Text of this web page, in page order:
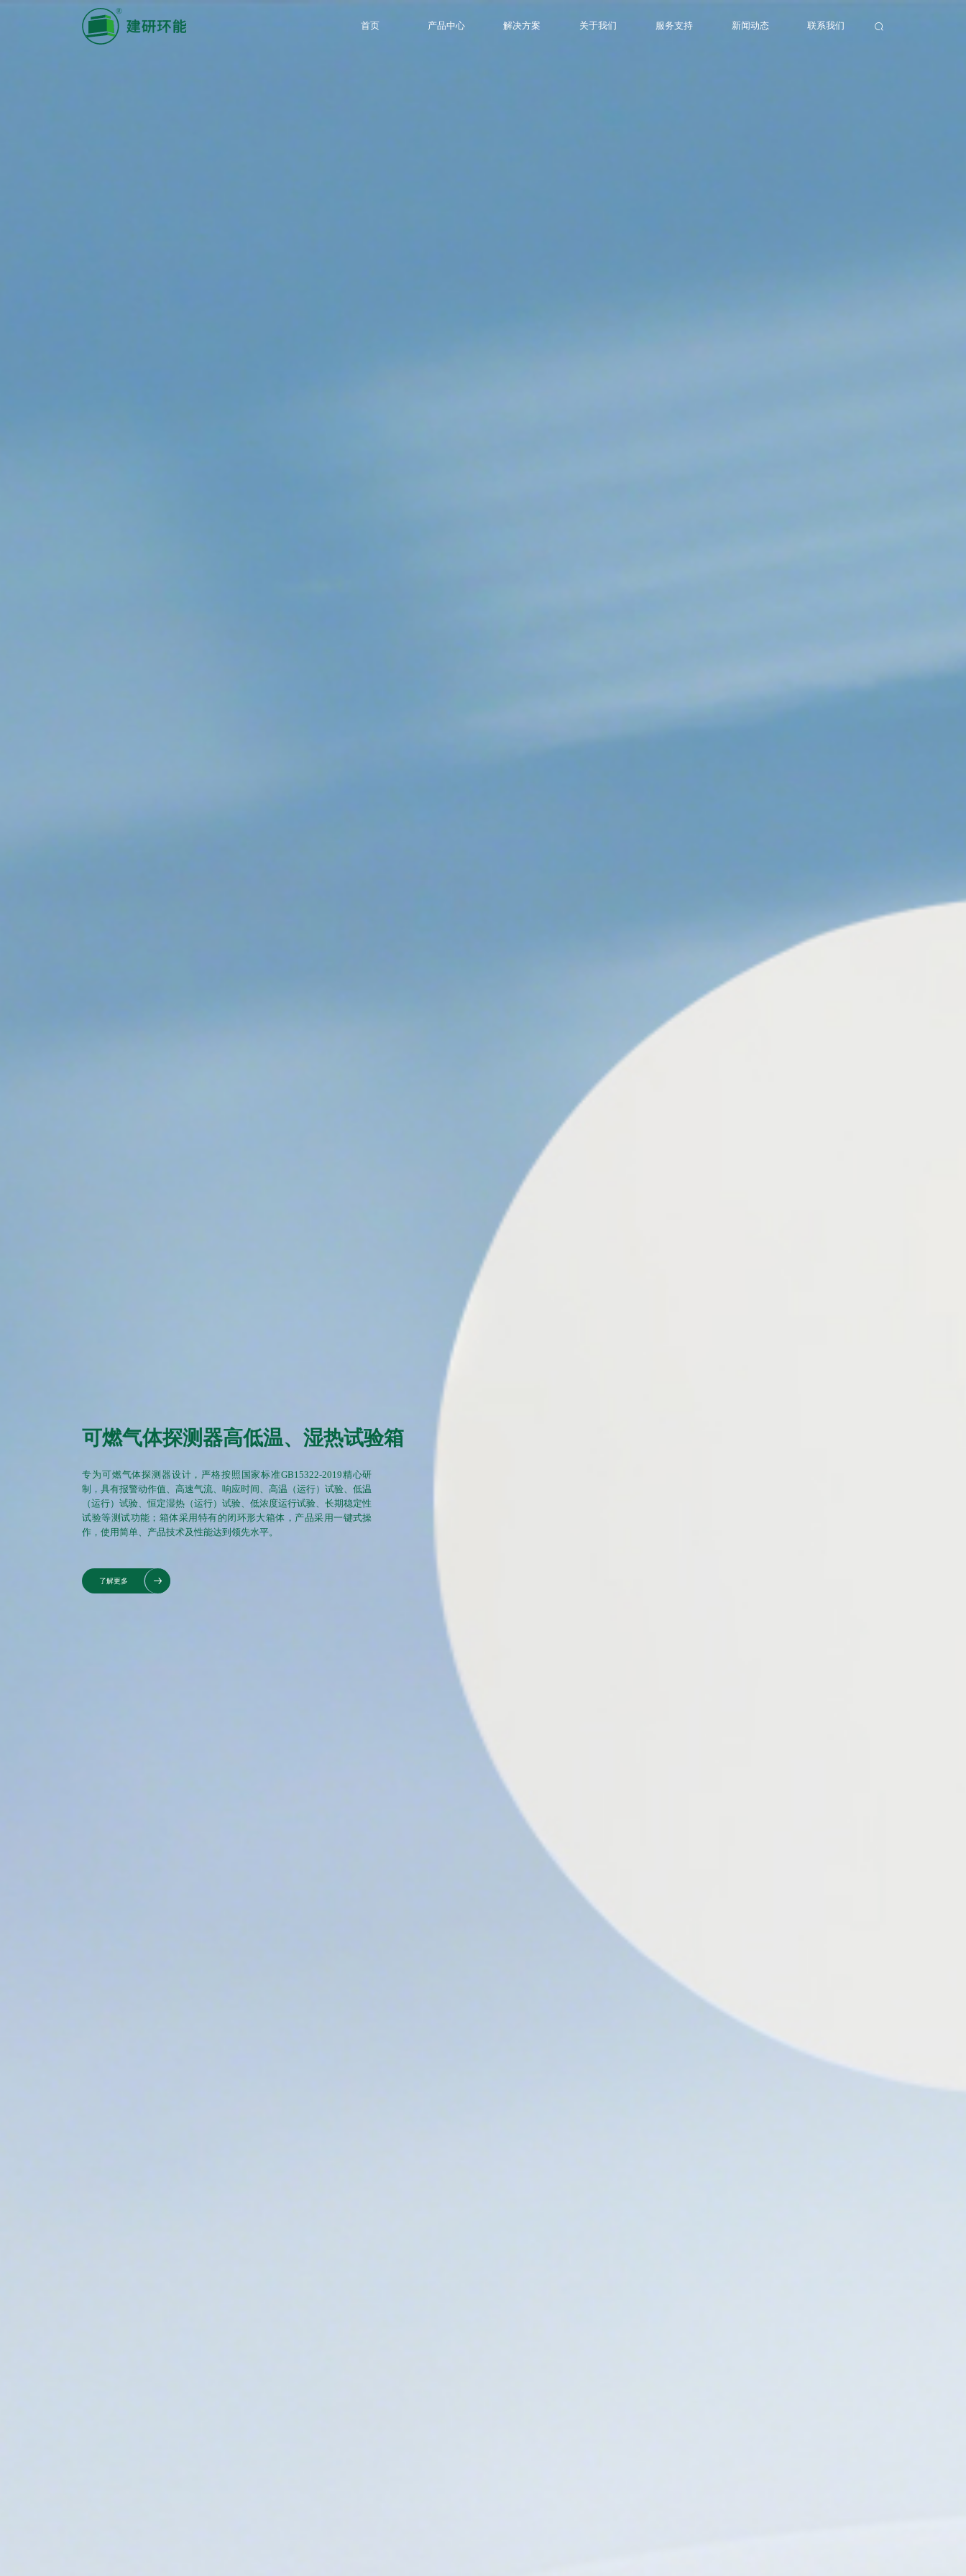
首页 产品中心 解决方案 关于我们 服务支持 新闻动态 联系我们
可燃气体探测器高低温、湿热试验箱
专为可燃气体探测器设计，严格按照国家标准GB15322-2019精心研
制，具有报警动作值、高速气流、响应时间、高温（运行）试验、低温
（运行）试验、恒定湿热（运行）试验、低浓度运行试验、长期稳定性
试验等测试功能；箱体采用特有的闭环形大箱体，产品采用一键式操
作，使用简单、产品技术及性能达到领先水平。
了解更多